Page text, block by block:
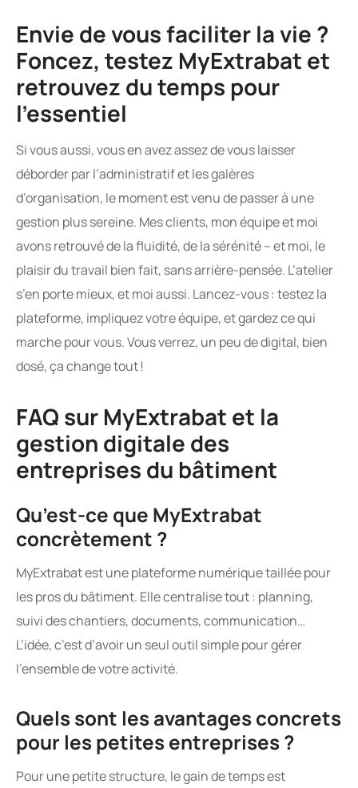
Envie de vous faciliter la vie ?
Foncez, testez MyExtrabat et
retrouvez du temps pour
l’essentiel
Si vous aussi, vous en avez assez de vous laisser
déborder par l’administratif et les galères
d’organisation, le moment est venu de passer à une
gestion plus sereine. Mes clients, mon équipe et moi
avons retrouvé de la fluidité, de la sérénité – et moi, le
plaisir du travail bien fait, sans arrière-pensée. L’atelier
s’en porte mieux, et moi aussi. Lancez-vous : testez la
plateforme, impliquez votre équipe, et gardez ce qui
marche pour vous. Vous verrez, un peu de digital, bien
dosé, ça change tout !
FAQ sur MyExtrabat et la
gestion digitale des
entreprises du bâtiment
Qu’est-ce que MyExtrabat
concrètement ?
MyExtrabat est une plateforme numérique taillée pour
les pros du bâtiment. Elle centralise tout : planning,
suivi des chantiers, documents, communication…
L’idée, c’est d’avoir un seul outil simple pour gérer
l’ensemble de votre activité.
Quels sont les avantages concrets
pour les petites entreprises ?
Pour une petite structure, le gain de temps est